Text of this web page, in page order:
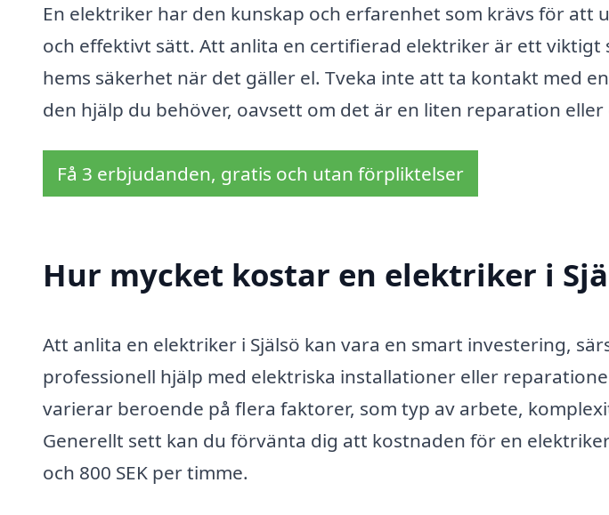
En elektriker har den kunskap och erfarenhet som krävs för att
och effektivt sätt. Att anlita en certifierad elektriker är ett
hems säkerhet när det gäller el. Tveka inte att ta kontakt med
den hjälp du behöver, oavsett om det är en liten reparation
Få 3 erbjudanden, gratis och utan förpliktelser
Hur mycket kostar en elektriker i
Att anlita en elektriker i Själsö kan vara en smart investering,
professionell hjälp med elektriska installationer eller
varierar beroende på flera faktorer, som typ av arbete,
Generellt sett kan du förvänta dig att kostnaden för en
och 800 SEK per timme.